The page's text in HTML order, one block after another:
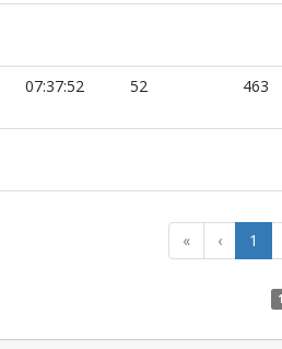
07:37:52 52 463
« ‹ 1